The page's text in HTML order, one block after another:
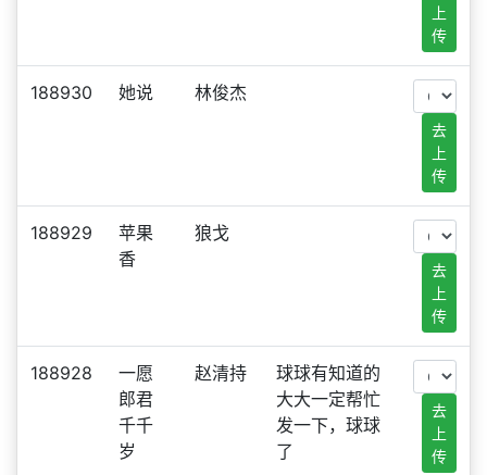
上
传
188930 她说 林俊杰
去
上
传
188929
苹果
香
狼戈
去
上
传
188928
一愿
郎君
千千
岁
赵清持
球球有知道的
大大一定帮忙
发一下，球球
了
去
上
传